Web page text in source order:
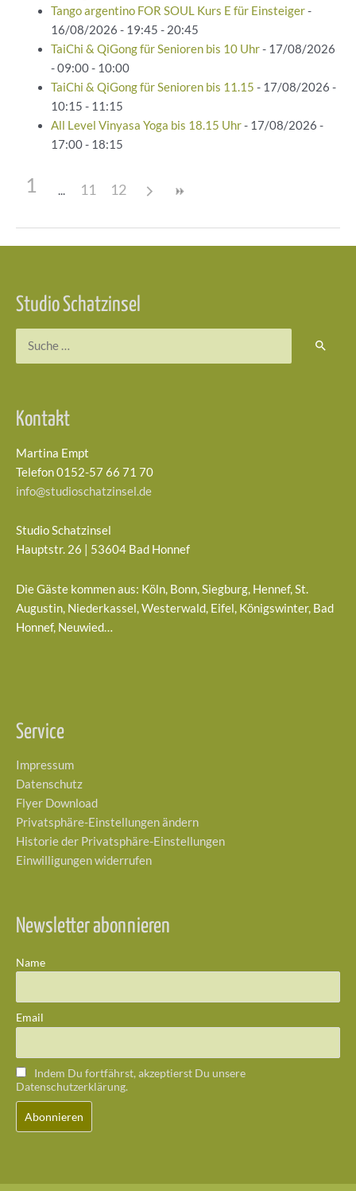
Tango argentino FOR SOUL Kurs E für Einsteiger-
16/08/2026 - 19:45 - 20:45
TaiChi & QiGong für Senioren bis 10 Uhr- 17/08/2026
- 09:00 - 10:00
TaiChi & QiGong für Senioren bis 11.15 - 17/08/2026 -
10:15 - 11:15
All Level Vinyasa Yoga bis 18.15 Uhr- 17/08/2026 -
17:00 - 18:15
1 11 12
Studio Schatzinsel
Kontakt
Martina Empt
Telefon 0152-57 66 71 70
info@studioschatzinsel.de
Studio Schatzinsel
Hauptstr. 26 | 53604 Bad Honnef
Die Gäste kommen aus: Köln, Bonn, Siegburg, Hennef, St.
Augustin, Niederkassel, Westerwald, Eifel, Königswinter, Bad
Honnef, Neuwied…
Service
Impressum
Datenschutz
Flyer Download
Privatsphäre-Einstellungen ändern
Historie der Privatsphäre-Einstellungen
Einwilligungen widerrufen
Newsletter abonnieren
Name
Email
Indem Du fortfährst, akzeptierst Du unsere
Datenschutzerklärung.